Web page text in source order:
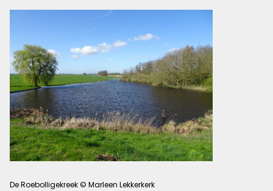
De Roebolligekreek © Marleen Lekkerkerk